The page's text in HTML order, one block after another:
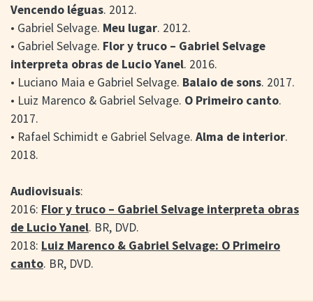
Vencendo léguas. 2012.
• Gabriel Selvage. Meu lugar. 2012.
• Gabriel Selvage. Flor y truco – Gabriel Selvage
interpreta obras de Lucio Yanel. 2016.
• Luciano Maia e Gabriel Selvage. Balaio de sons. 2017.
• Luiz Marenco & Gabriel Selvage. O Primeiro canto.
2017.
• Rafael Schimidt e Gabriel Selvage. Alma de interior.
2018.
Audiovisuais:
2016: Flor y truco – Gabriel Selvage interpreta obras
de Lucio Yanel. BR, DVD.
2018: Luiz Marenco & Gabriel Selvage: O Primeiro
canto. BR, DVD.